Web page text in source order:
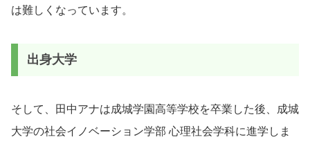
は難しくなっています。
出身大学
そして、田中アナは成城学園高等学校を卒業した後、成城
大学の社会イノベーション学部 心理社会学科に進学しま